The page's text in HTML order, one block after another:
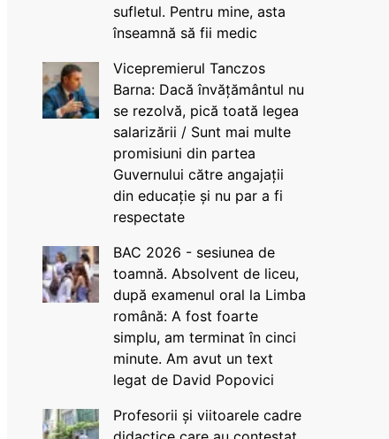
sufletul. Pentru mine, asta
înseamnă să fii medic
Vicepremierul Tanczos
Barna: Dacă învățământul nu
se rezolvă, pică toată legea
salarizării / Sunt mai multe
promisiuni din partea
Guvernului către angajații
din educație și nu par a fi
respectate
BAC 2026 - sesiunea de
toamnă. Absolvent de liceu,
după examenul oral la Limba
română: A fost foarte
simplu, am terminat în cinci
minute. Am avut un text
legat de David Popovici
Profesorii și viitoarele cadre